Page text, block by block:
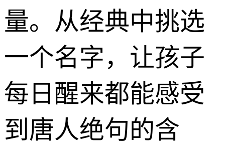
量。从经典中挑选
一个名字，让孩子
每日醒来都能感受
到唐人绝句的含